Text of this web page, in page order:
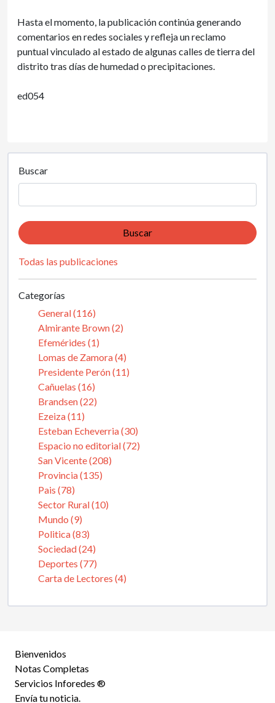
Hasta el momento, la publicación continúa generando
comentarios en redes sociales y refleja un reclamo
puntual vinculado al estado de algunas calles de tierra del
distrito tras días de humedad o precipitaciones.
ed054
Buscar
Buscar
Todas las publicaciones
Categorías
General (116)
Almirante Brown (2)
Efemérides (1)
Lomas de Zamora (4)
Presidente Perón (11)
Cañuelas (16)
Brandsen (22)
Ezeiza (11)
Esteban Echeverria (30)
Espacio no editorial (72)
San Vicente (208)
Provincia (135)
Pais (78)
Sector Rural (10)
Mundo (9)
Politica (83)
Sociedad (24)
Deportes (77)
Carta de Lectores (4)
Bienvenidos
Notas Completas
Servicios Inforedes ®
Envía tu noticia.